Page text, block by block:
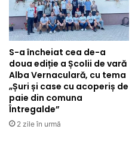
S-a încheiat cea de-a
doua ediție a Școlii de vară
Alba Vernaculară, cu tema
„Șuri și case cu acoperiș de
paie din comuna
Întregalde”
2 zile în urmă